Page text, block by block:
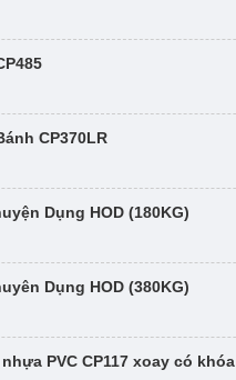
CP370LR
Dụng HOD (180KG)
Dụng HOD (380KG)
PVC CP117 xoay có khóa